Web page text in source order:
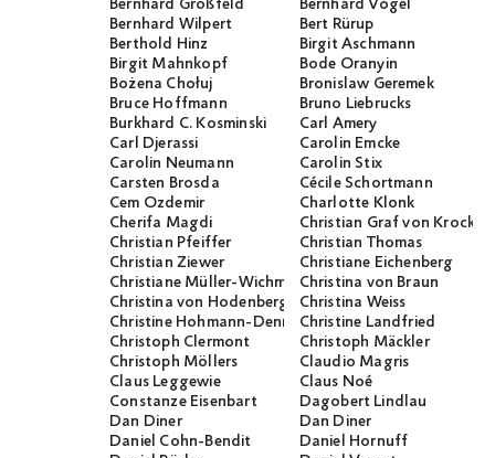
Bernhard Großfeld
Bernhard Vogel
Bernhard Wilpert
Bert Rürup
Berthold Hinz
Birgit Aschmann
Birgit Mahnkopf
Bode Oranyin
Bożena Chołuj
Bronislaw Geremek
Bruce Hoffmann
Bruno Liebrucks
Burkhard C. Kosminski
Carl Amery
Carl Djerassi
Carolin Emcke
Carolin Neumann
Carolin Stix
Carsten Brosda
Cécile Schortmann
Cem Özdemir
Charlotte Klonk
Cherifa Magdi
Christian Graf von
Christian Pfeiffer
Christian Thomas
Christian Ziewer
Christiane Eichenberg
Christiane Müller-WichmannChristina von Braun
Christina von Hodenberg
Christina Weiss
Christine Hohmann-DennhardtChristine Landfried
Christoph Clermont
Christoph Mäckler
Christoph Möllers
Claudio Magris
Claus Leggewie
Claus Noé
Constanze Eisenbart
Dagobert Lindlau
Dan Diner
Dan Diner
Daniel Cohn-Bendit
Daniel Hornuff